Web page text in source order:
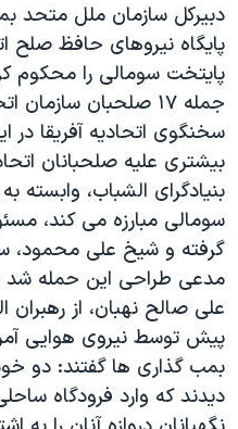
دبيرکل سازمان ملل متحد
پايگاه نيروهای حافظ صلح
جمله ١٧ صلحبان
سخنگوی اتحاديه آفريقا
بيشتری عليه صلحبانان
بنيادگرای الشباب، وابسته
سومالی مبارزه می کند،
گرفته و شيخ علی محمود،
مدعی طراحی اين حمله شد
علی صالح نهبان، از
پيش توسط نيروی هوايی
بمب گذاری ها گفتند: دو
ديدند که وارد فرودگاه